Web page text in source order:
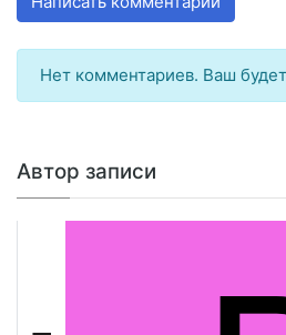
Нет комментариев. Ваш
Автор записи